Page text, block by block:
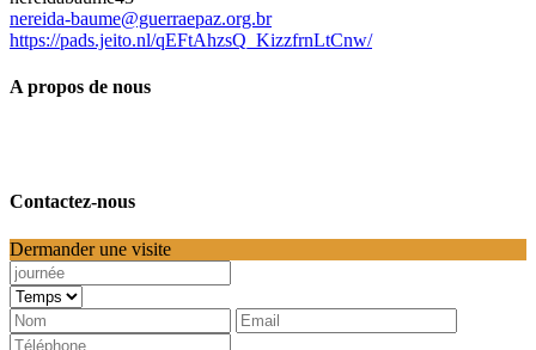
nereida-baume@guerraepaz.org.br
https://pads.jeito.nl/qEFtAhzsQ_KizzfrnLtCnw/
A propos de nous
Contactez-nous
Dermander une visite